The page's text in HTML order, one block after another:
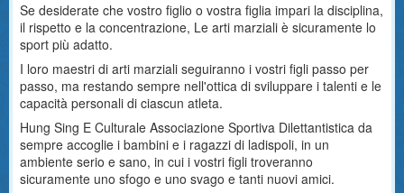
Se desiderate che vostro figlio o vostra figlia impari la disciplina,
il rispetto e la concentrazione, Le arti marziali è sicuramente lo
sport più adatto.
I loro maestri di arti marziali seguiranno i vostri figli passo per
passo, ma restando sempre nell'ottica di sviluppare i talenti e le
capacità personali di ciascun atleta.
Hung Sing E Culturale Associazione Sportiva Dilettantistica da
sempre accoglie i bambini e i ragazzi di ladispoli, in un
ambiente serio e sano, in cui i vostri figli troveranno
sicuramente uno sfogo e uno svago e tanti nuovi amici.